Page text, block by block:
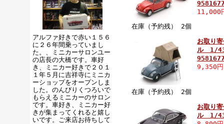
アルファ好きで赤い１５６
に２６年間乗っていまし
た。、ミニカーサロンユー
の店長の大橋です。車好
き、ミニカー好きで２０１
１年５月に吉祥寺にミニカ
ーショップをオープンしま
した。のんびりくつろいで
もらえるミニカーのサロン
です。車好き、ミニカー好
きが集まってくれると嬉し
いです。ご来店お待ちして
在庫（予約残） 2個
11,000
在庫（予約残） 2個
お取り
ル 1/
9,350
お取り
ル 1/